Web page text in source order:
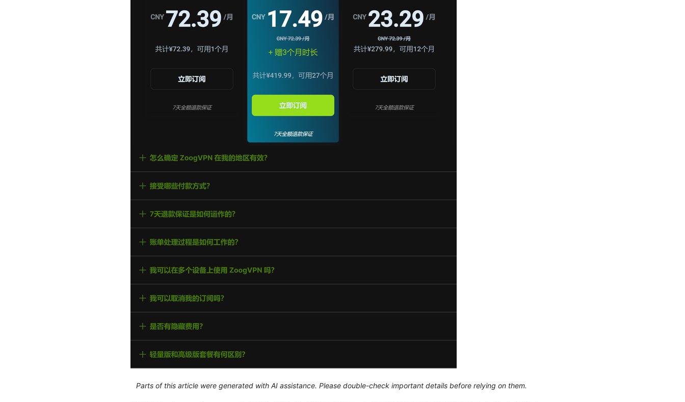
Parts of this article were generated with AI assistance. Please double-check important details before relying on them.